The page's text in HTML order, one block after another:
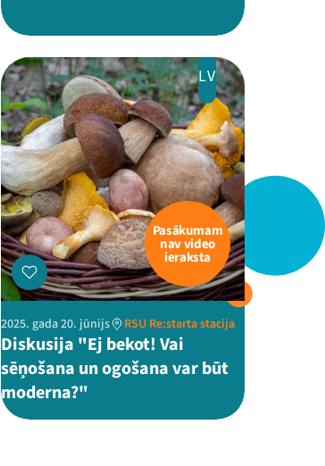
LV
Pasākumam
nav video
ieraksta
2025. gada 20. jūnijs RSU Re:starta stacija
Diskusija "Ej bekot! Vai
sēņošana un ogošana var būt
moderna?"